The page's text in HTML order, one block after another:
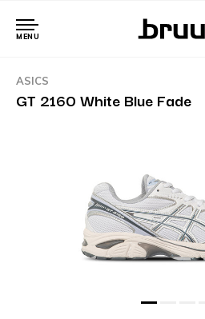
MENU
ASICS
GT 2160 White Blue Fade